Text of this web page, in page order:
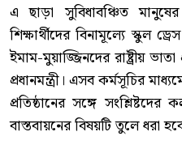
এ ছাড়া সুবিধাবঞ্চিত
শিক্ষার্থীদের বিনামূল্যে স্কুল
ইমাম-মুয়াজ্জিনদের রাষ্ট্রীয়
প্রধানমন্ত্রী। এসব কর্মসূচির
প্রতিষ্ঠানের সঙ্গে
বাস্তবায়নের বিষয়টি তুলে ধরা